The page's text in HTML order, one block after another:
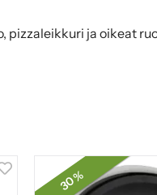
pizzaleikkuri ja oikeat
30 %